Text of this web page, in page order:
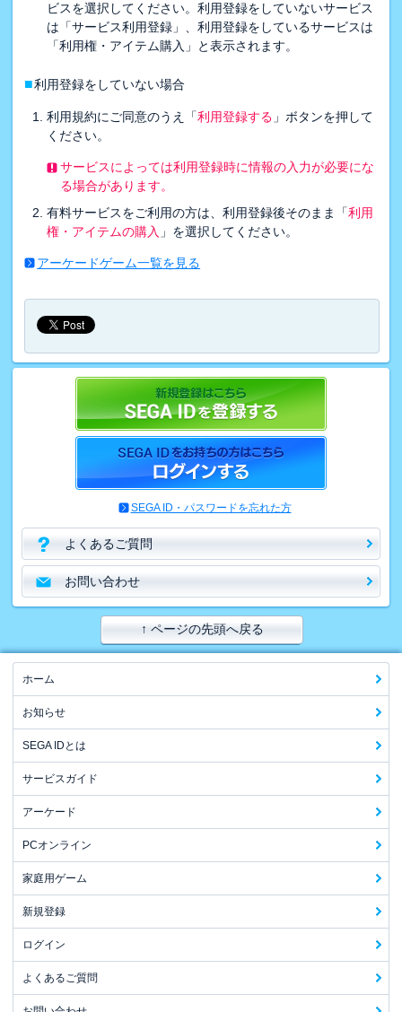
ビスを選択してください。利用登録をしていないサービス
は「サービス利用登録」、利用登録をしているサービスは
「利用権・アイテム購入」と表示されます。
■利用登録をしていない場合
利用規約にご同意のうえ「利用登録する 」ボタンを押して
ください。
サービスによっては利用登録時に情報の入力が必要にな
る場合があります。
有料サービスをご利用の方は、利用登録後そのまま「利用
権・アイテムの購入 」を選択してください。
アーケードゲーム一覧を見る
SEGA ID・パスワードを忘れた方
よくあるご質問
お問い合わせ
↑ ページの先頭へ戻る
ホーム
お知らせ
SEGA IDとは
サービスガイド
アーケード
PCオンライン
家庭用ゲーム
新規登録
ログイン
よくあるご質問